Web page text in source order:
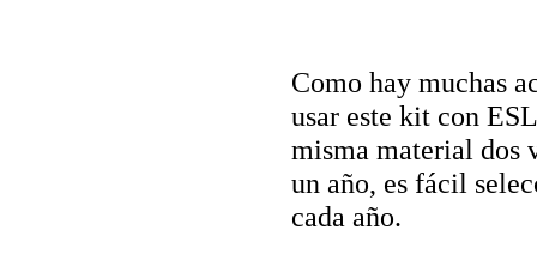
Como hay muchas
usar este kit con
misma material dos
un año, es fácil
cada año.